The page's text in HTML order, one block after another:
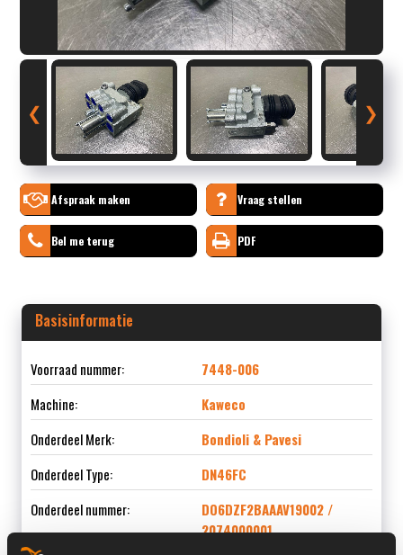
❮ ❯
Afspraak maken Vraag stellen
Bel me terug PDF
Basisinformatie
Voorraad nummer:
7448-006
Machine:
Kaweco
Onderdeel Merk:
Bondioli & Pavesi
Onderdeel Type:
DN46FC
Onderdeel nummer:
DO6DZF2BAAAV19002 /
2074000001